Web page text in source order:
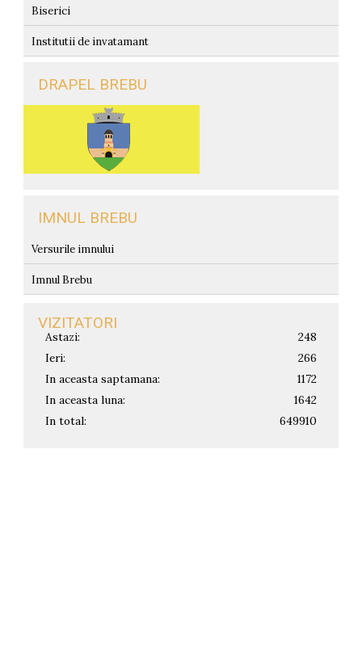
Biserici
Institutii de invatamant
DRAPEL BREBU
IMNUL BREBU
Versurile imnului
Imnul Brebu
VIZITATORI
Astazi:
248
Ieri:
266
In aceasta saptamana:
1172
In aceasta luna:
1642
In total:
649910